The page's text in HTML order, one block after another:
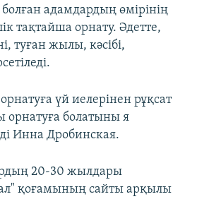
адамдардың өмірінің
тақтайша орнату. Әдетте,
туған жылы, кәсібі,
үй иелерінен рұқсат
орнатуға болатыны я
Инна Дробинская.
20-30 жылдары
қоғамының сайты арқылы